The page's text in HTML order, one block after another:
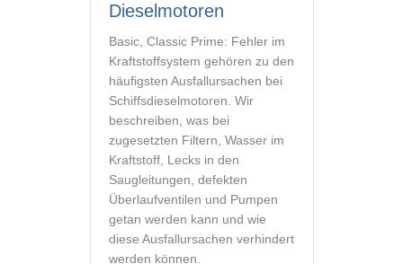
Dieselmotoren
Basic, Classic Prime: Fehler im
Kraftstoffsystem gehören zu den
häufigsten Ausfallursachen bei
Schiffsdieselmotoren. Wir
beschreiben, was bei
zugesetzten Filtern, Wasser im
Kraftstoff, Lecks in den
Saugleitungen, defekten
Überlaufventilen und Pumpen
getan werden kann und wie
diese Ausfallursachen verhindert
werden können.